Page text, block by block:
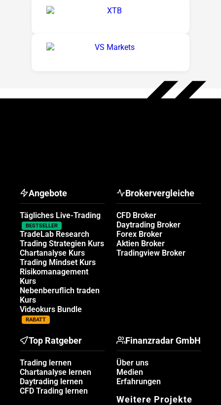
Angebote
Tägliches Live-Trading
BESTSELLER
TradeLab Research
Trading Strategien Kurs
Chartanalyse Kurs
Trading Mindset Kurs
Risikomanagement
Kurs
Nebenberuflich traden
Kurs
Videokurs Bundle
RABATT
Brokervergleiche
CFD Broker
Daytrading Broker
Forex Broker
Aktien Broker
Tradingview Broker
Top Ratgeber
Trading lernen
Chartanalyse lernen
Daytrading lernen
CFD Trading lernen
Finanzradar GmbH
Über uns
Medien
Erfahrungen
Weitere Projekte